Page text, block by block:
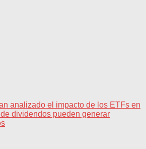
analizado el impacto de los ETFs en
dividendos pueden generar